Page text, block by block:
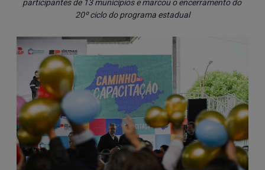
participantes de 13 municípios e marcou o encerramento do
20º ciclo do programa estadual